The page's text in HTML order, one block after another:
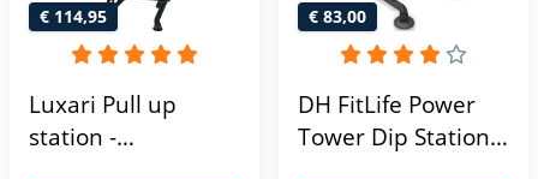
€ 114,95
Luxari Pull up
station -
€ 83,00
DH FitLife Power
Tower Dip Station |